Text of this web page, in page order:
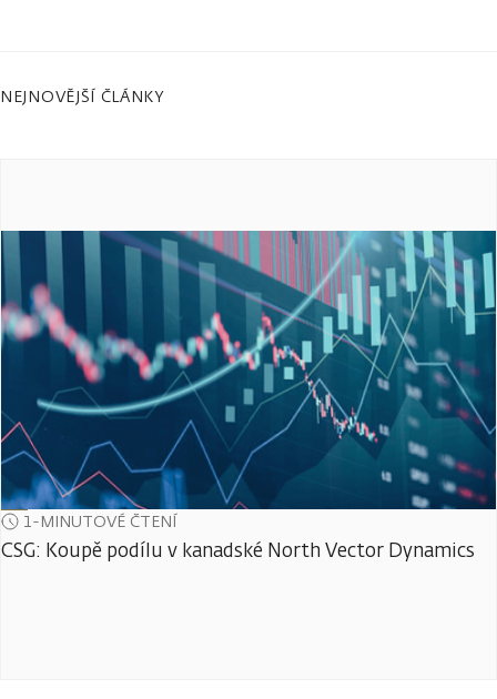
NEJNOVĚJŠÍ ČLÁNKY
1-MINUTOVÉ ČTENÍ
CSG: Koupě podílu v kanadské North Vector Dynamics